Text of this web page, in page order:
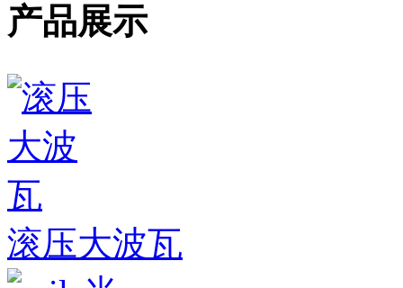
产品展示
滚压大波瓦